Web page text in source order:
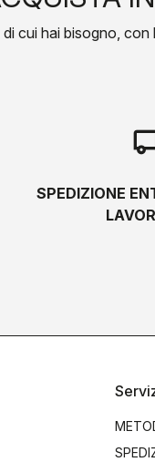
cui hai bisogno, con
SPEDIZIONE